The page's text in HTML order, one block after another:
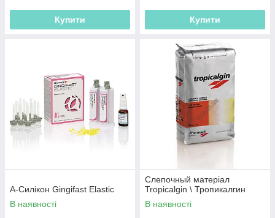
Купити Купити
А-Силікон Gingifast Elastic
В наявності
Слепочный матеріал
Tropicalgin \ Тропикалгин
В наявності